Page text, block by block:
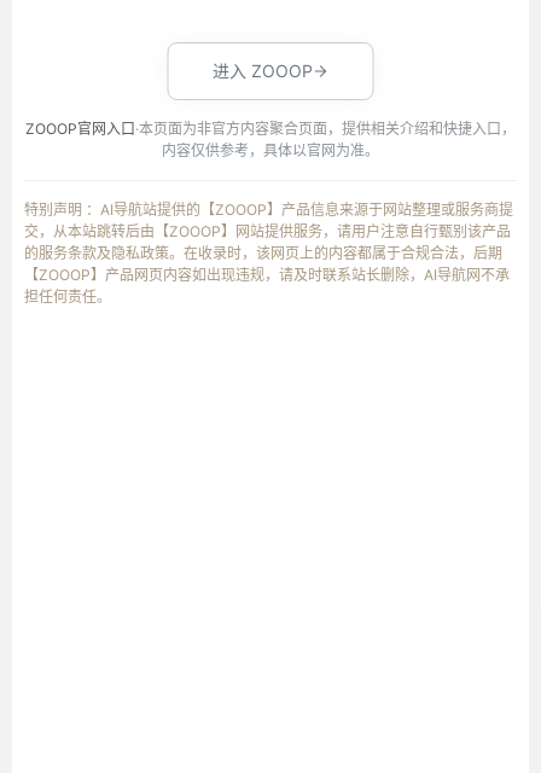
进入 ZOOOP
ZOOOP官网入口 ·本页面为非官方内容聚合页面，提供相关介绍和快捷入口，
内容仅供参考，具体以官网为准。
特别声明 ：AI导航站提供的【ZOOOP】产品信息来源于网站整理或服务商提
交，从本站跳转后由【ZOOOP】网站提供服务，请用户注意自行甄别该产品
的服务条款及隐私政策。在收录时，该网页上的内容都属于合规合法，后期
【ZOOOP】产品网页内容如出现违规，请及时联系站长删除，AI导航网不承
担任何责任。